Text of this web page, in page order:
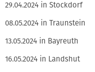
29.04.2024 in Stockdorf
08.05.2024 in Traunstein
13.05.2024 in Bayreuth
16.05.2024 in Landshut